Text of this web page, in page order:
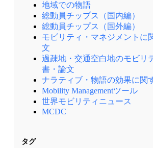
地域での物語
総動員チップス（国内編）
総動員チップス（国外編）
モビリティ・マネジメントに
文
過疎地・交通空白地のモビリ
書・論文
ナラティブ・物語の効果に関
Mobility Managementツール
世界モビリティニュース
MCDC
タグ